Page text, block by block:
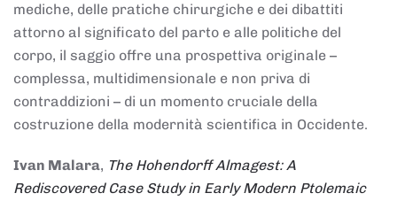
mediche, delle pratiche chirurgiche e dei dibattiti
attorno al significato del parto e alle politiche del
corpo, il saggio offre una prospettiva originale –
complessa, multidimensionale e non priva di
contraddizioni – di un momento cruciale della
costruzione della modernità scientifica in Occidente.
Ivan Malara, The Hohendorff Almagest: A
Rediscovered Case Study in Early Modern Ptolemaic